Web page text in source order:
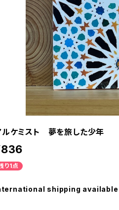
ルケミスト 夢を旅した少年
り1点
shipping available